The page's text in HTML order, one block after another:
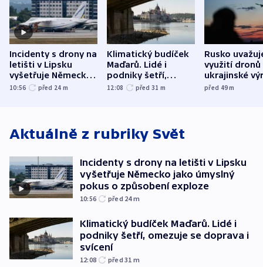
Incidenty s drony na
letišti v Lipsku
vyšetřuje Německo
jako úmyslný pokus
10:56 před 24 m
Klimatický budíček
Maďarů. Lidé i
podniky šetří,
omezuje se doprava
12:08 před 31 m
Rusko
využití dronů
ukrajinské
útokům v
před 49m
Aktuálně z rubriky Svět
Incidenty s drony na letišti v Lipsku
vyšetřuje Německo jako úmyslný
pokus o způsobení exploze
10:56 před 24m
Klimatický budíček Maďarů. Lidé i
podniky šetří, omezuje se doprava i
svícení
12:08 před 31 m